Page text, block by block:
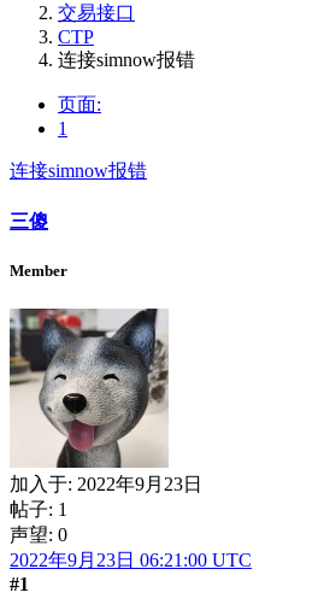
交易接口
CTP
连接simnow报错
页面:
1
连接simnow报错
三傻
Member
加入于: 2022年9月23日
帖子: 1
声望: 0
2022年9月23日 06:21:00 UTC
#1